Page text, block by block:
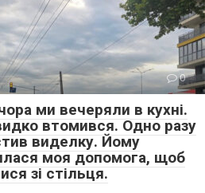
0
ми вечеряли в кухні.
втомився. Одно разу
виделку. Йому
моя допомога, щоб
зі стільця.